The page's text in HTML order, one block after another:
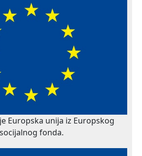
Europska unija iz Europskog
socijalnog fonda.